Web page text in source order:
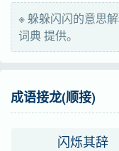
英语
shifty-eyed（be
俄语 изворáчиваться
※ 躲躲闪闪的意思
词典 提供。
成语接龙(顺接)
闪烁其辞